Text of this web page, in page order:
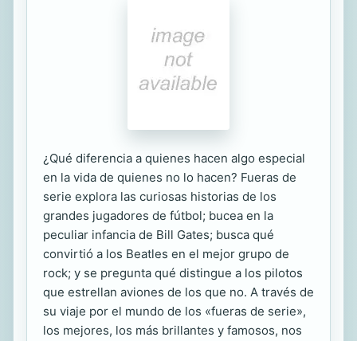
¿Qué diferencia a quienes hacen algo especial
en la vida de quienes no lo hacen? Fueras de
serie explora las curiosas historias de los
grandes jugadores de fútbol; bucea en la
peculiar infancia de Bill Gates; busca qué
convirtió a los Beatles en el mejor grupo de
rock; y se pregunta qué distingue a los pilotos
que estrellan aviones de los que no. A través de
su viaje por el mundo de los «fueras de serie»,
los mejores, los más brillantes y famosos, nos